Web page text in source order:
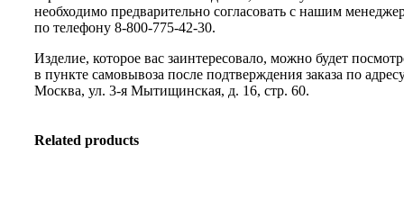
необходимо предварительно согласовать с нашим
по телефону 8-800-775-42-30.
Изделие, которое вас заинтересовало, можно будет
в пункте самовывоза после подтверждения заказа по
Москва, ул. 3-я Мытищинская, д. 16, стр. 60.
Related products